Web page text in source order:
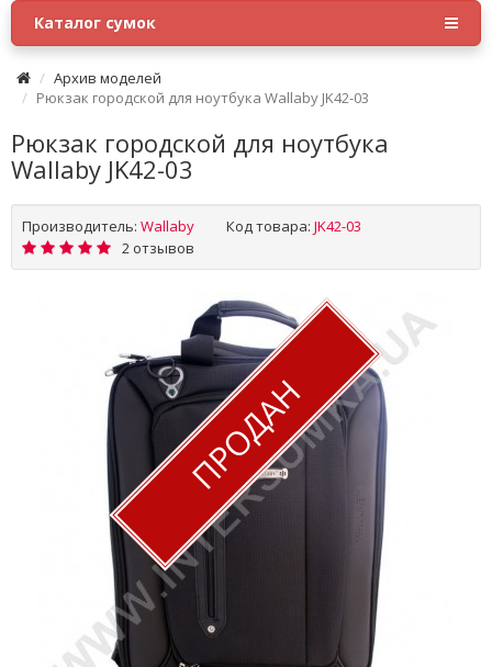
Каталог сумок
Архив моделей
Рюкзак городской для ноутбука Wallaby JK42-03
Рюкзак городской для ноутбука
Wallaby JK42-03
Производитель: Wallaby Код товара: JK42-03
2 отзывов
ПРОДАН